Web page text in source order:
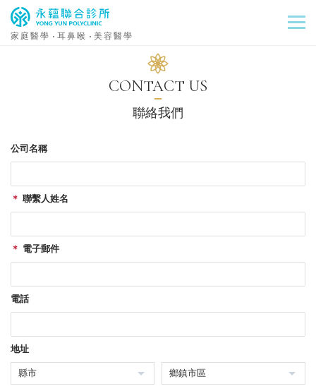
家庭醫學 耳鼻喉 美容醫學
CONTACT US
聯絡我們
公司名稱
＊ 聯繫人姓名
＊ 電子郵件
電話
地址
縣市 鄉鎮市區